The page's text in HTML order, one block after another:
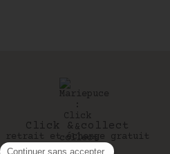
Click & collect
retrait et échange gratuit
en boutique